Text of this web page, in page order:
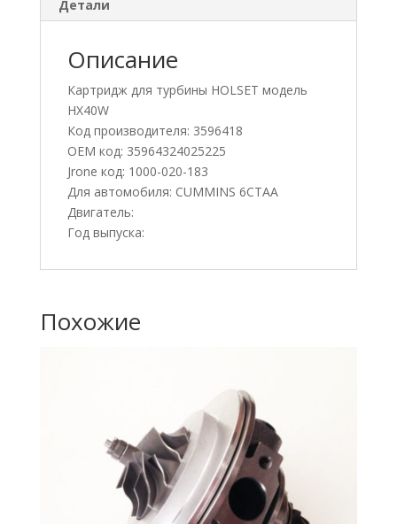
Детали
Описание
Картридж для турбины HOLSET модель
HX40W
Код производителя: 3596418
OEM код: 35964324025225
Jrone код: 1000-020-183
Для автомобиля: CUMMINS 6CTAA
Двигатель:
Год выпуска:
Похожие